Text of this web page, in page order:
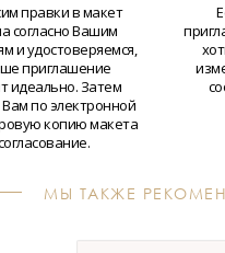
правки в макет
согласно Вашим
и удостоверяемся,
приглашение
идеально. Затем
по электронной
копию макета
МЫ ТАКЖЕ